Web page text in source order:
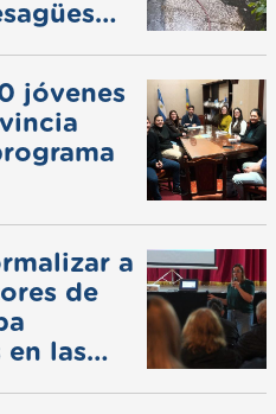
jóvenes
a
de
en las